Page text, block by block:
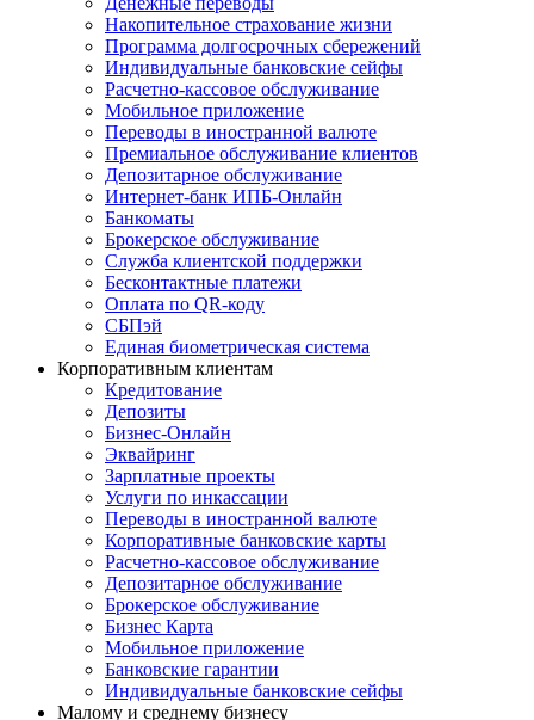
Накопительное страхование жизни
Программа долгосрочных сбережений
Индивидуальные банковские сейфы
Расчетно-кассовое обслуживание
Мобильное приложение
Переводы в иностранной валюте
Премиальное обслуживание клиентов
Депозитарное обслуживание
Интернет-банк ИПБ-Онлайн
Банкоматы
Брокерское обслуживание
Служба клиентской поддержки
Бесконтактные платежи
Оплата по QR-коду
СБПэй
Единая биометрическая система
Корпоративным клиентам
Кредитование
Депозиты
Бизнес-Онлайн
Эквайринг
Зарплатные проекты
Услуги по инкассации
Переводы в иностранной валюте
Корпоративные банковские карты
Расчетно-кассовое обслуживание
Депозитарное обслуживание
Брокерское обслуживание
Бизнес Карта
Мобильное приложение
Банковские гарантии
Индивидуальные банковские сейфы
Малому и среднему бизнесу